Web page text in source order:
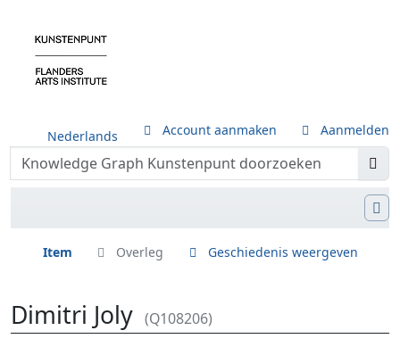
Nederlands Account aanmaken Aanmelden
Item Overleg Geschiedenis weergeven
Dimitri Joly (Q108206)